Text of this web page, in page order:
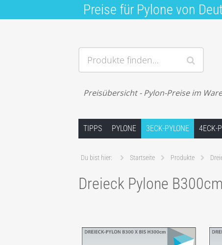
Preise für Pylone von
Produkte finden…
Preisübersicht - Pylon-Preise im
TIPPS PYLONE 3ECK-PYLONE 4ECK-
Du bist hier: Startseite Produkte
Dreieck Pylone B300cm